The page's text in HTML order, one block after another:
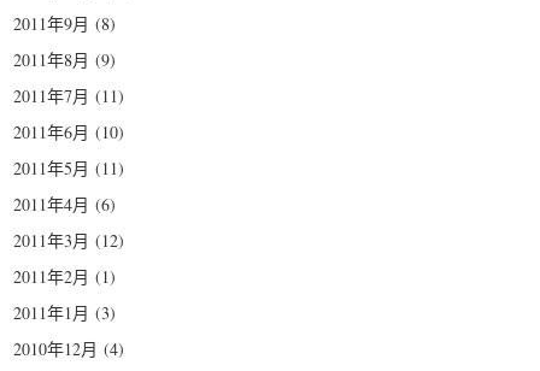
2011年9月 (8)
2011年8月 (9)
2011年7月 (11)
2011年6月 (10)
2011年5月 (11)
2011年4月 (6)
2011年3月 (12)
2011年2月 (1)
2011年1月 (3)
2010年12月 (4)